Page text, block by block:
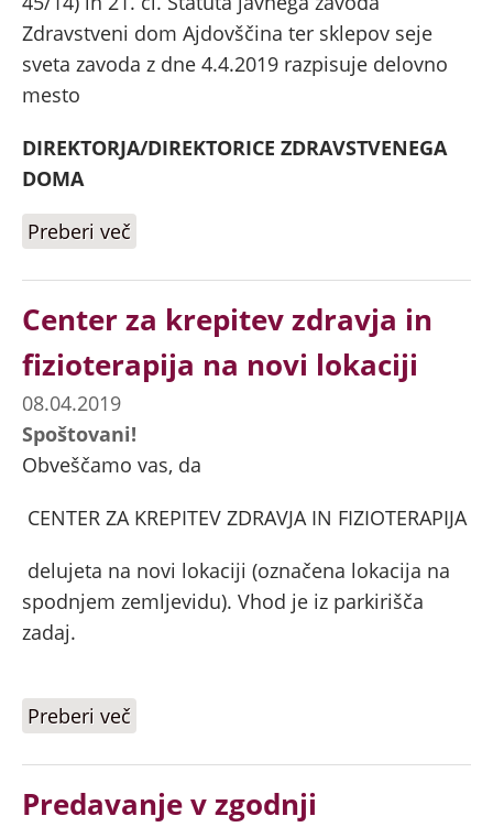
Zdravstveni dom Ajdovščina ter sklepov seje
sveta zavoda z dne 4.4.2019 razpisuje delovno
mesto
DIREKTORJA/DIREKTORICE ZDRAVSTVENEGA
DOMA
Preberi več
Center za krepitev zdravja in
fizioterapija na novi lokaciji
08.04.2019
Spoštovani!
Obveščamo vas, da
CENTER ZA KREPITEV ZDRAVJA IN FIZIOTERAPIJA
delujeta na novi lokaciji (označena lokacija na
spodnjem zemljevidu). Vhod je iz parkirišča
zadaj.
Preberi več
Predavanje v zgodnji